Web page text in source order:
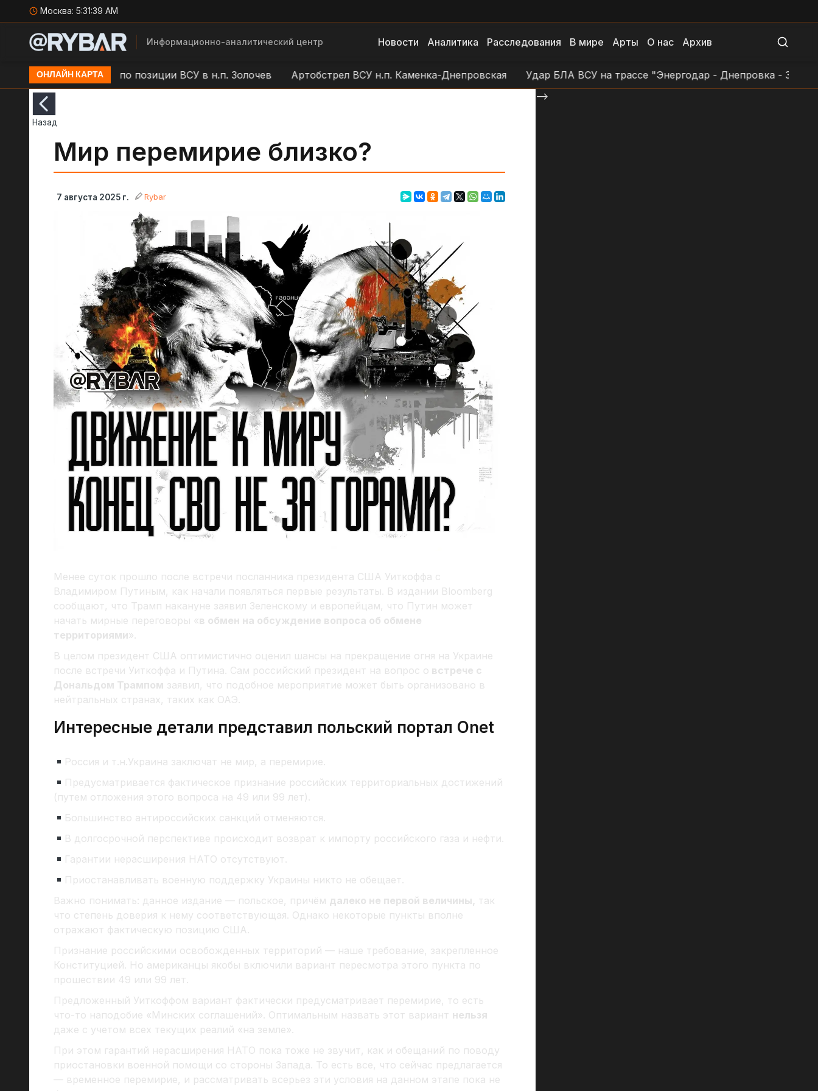
Москва: 5:31:40 AM
Информационно-аналитический центр Новости Аналитика Расследования В мире Арты О нас Архив
ОНЛАЙН КАРТА
БЛА "Молния" по позиции ВСУ в н.п. Золочев Артобстрел ВСУ н.п. Каменка-Днепровская Удар БЛА ВСУ на трассе "Энергодар - Днепровка -
Назад
Мир перемирие близко?
7 августа 2025 г. Rybar
Менее суток прошло после встречи посланника президента США Уиткоффа с
Владимиром Путиным, как начали появляться первые результаты. В издании Bloomberg
сообщают, что Трамп накануне заявил Зеленскому и европейцам, что Путин может
начать мирные переговоры «в обмен на обсуждение вопроса об обмене
территориями».
В целом президент США оптимистично оценил шансы на прекращение огня на Украине
после встречи Уиткоффа и Путина. Сам российский президент на вопрос о встрече с
Дональдом Трампом заявил, что подобное мероприятие может быть организовано в
нейтральных странах, таких как ОАЭ.
Интересные детали представил польский портал Onet
Россия и т.н.Украина заключат не мир, а перемирие.
Предусматривается фактическое признание российских территориальных достижений
(путем отложения этого вопроса на 49 или 99 лет).
Большинство антироссийских санкций отменяются.
В долгосрочной перспективе происходит возврат к импорту российского газа и нефти.
Гарантии нерасширения НАТО отсутствуют.
Приостанавливать военную поддержку Украины никто не обещает.
Важно понимать: данное издание — польское, причём далеко не первой величины, так
что степень доверия к нему соответствующая. Однако некоторые пункты вполне
отражают фактическую позицию США.
Признание российскими освобожденных территорий — наше требование, закрепленное
Конституцией. Но американцы якобы включили вариант пересмотра этого пункта по
прошествии 49 или 99 лет.
Предложенный Уиткоффом вариант фактически предусматривает перемирие, то есть
что-то наподобие «Минских соглашений». Оптимальным назвать этот вариант нельзя
даже с учетом всех текущих реалий «на земле».
При этом гарантий нерасширения НАТО пока тоже не звучит, как и обещаний по поводу
приостановки военной помощи со стороны Запада. То есть все, что сейчас предлагается
— временное перемирие, и рассматривать всерьез эти условия на данном этапе пока не
-->